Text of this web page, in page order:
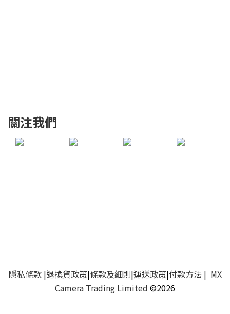
關注我們
隱私條款|退換貨政策|條款及細則|運送政策|付款方法| MX
Camera Trading Limited ©2026